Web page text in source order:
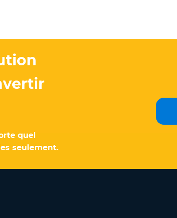
quel
seulement.